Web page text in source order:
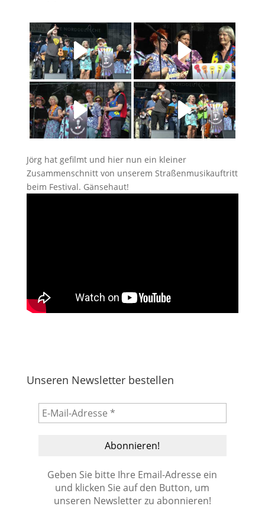
Jörg hat gefilmt und hier nun ein kleiner
Zusammenschnitt von unserem Straßenmusikauftritt
beim Festival. Gänsehaut!
Unseren Newsletter bestellen
Geben Sie bitte Ihre Email-Adresse ein
und klicken Sie auf den Button, um
unseren Newsletter zu abonnieren!